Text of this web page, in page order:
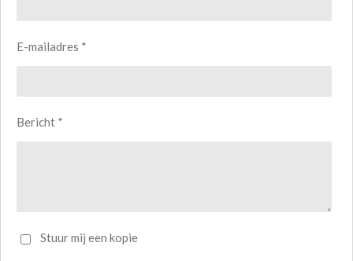
E-mailadres *
Bericht *
Stuur mij een kopie